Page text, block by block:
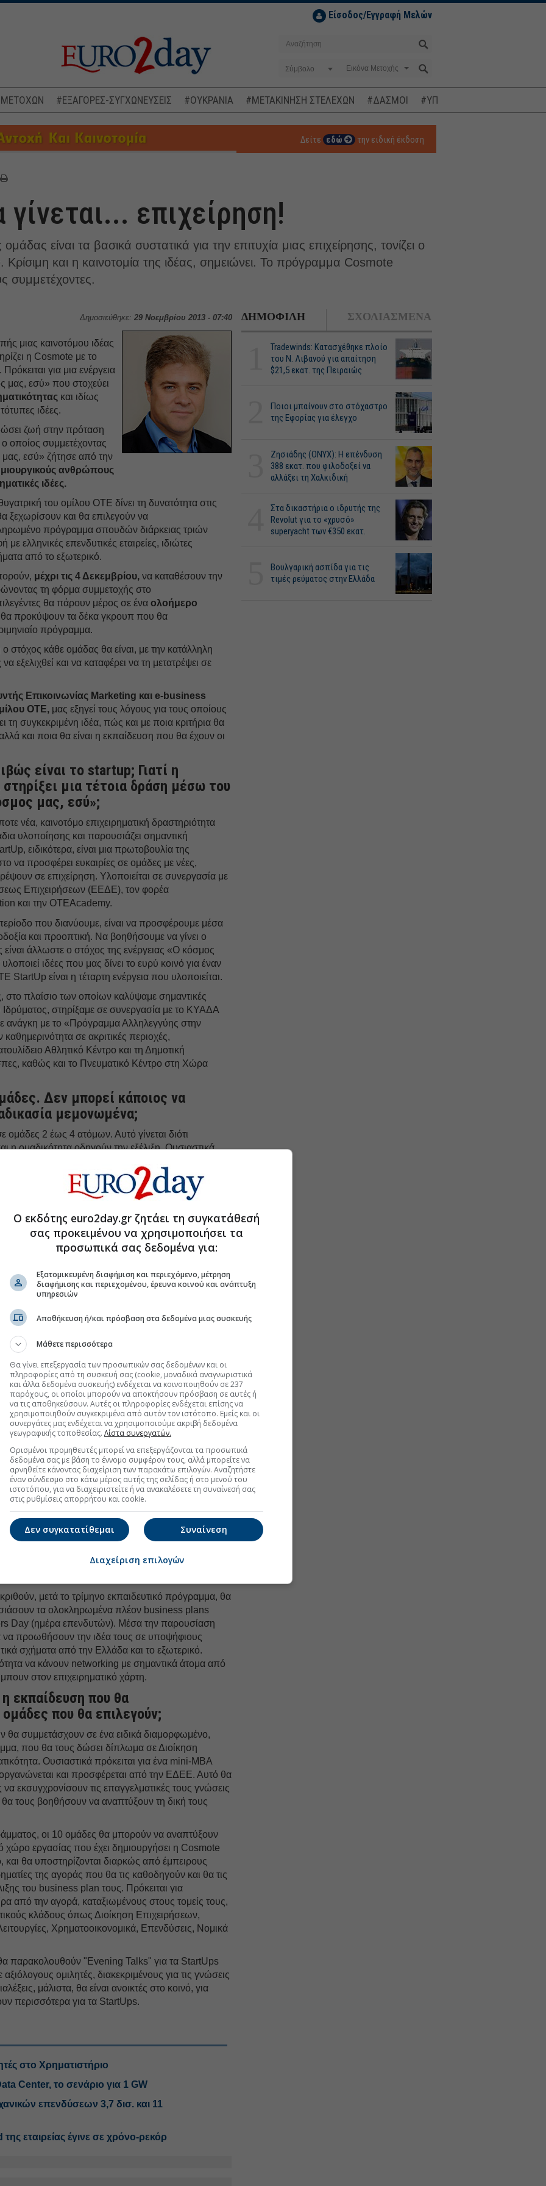
Είσοδος/Εγγραφή Μελών
Σύμβολο
ΜΕΤΟΧΩΝ #ΕΞΑΓΟΡΕΣ-ΣΥΓΧΩΝΕΥΣΕΙΣ #ΟΥΚΡΑΝΙΑ #ΜΕΤΑΚΙΝΗΣΗ ΣΤΕΛΕΧΩΝ #ΔΑΣΜΟΙ #ΥΠΟΚΛΟΠΕΣ
Δείτε εδώ την ειδική έκδοση
επιχείρηση!
είναι τα βασικά συστατικά για την επιτυχία μιας επιχείρησης, τονίζει ο
και η καινοτομία της ιδέας, σημειώνει. Το πρόγραμμα Cosmote
συμμετέχοντες.
Δημοσιεύθηκε: 29 Νοεμβρίου 2013 - 07:40
μιας καινοτόμου ιδέας
η Cosmote με το
για μια ενέργεια
μας, εσύ» που στοχεύει
και ιδίως
ιδέες.
ζωή στην πρόταση
συμμετέχοντας
εσύ» ζήτησε από την
ανθρώπους
ιδέες.
του ομίλου ΟΤΕ δίνει τη δυνατότητα στις
ξεχωρίσουν και θα επιλεγούν να
πρόγραμμα σπουδών διάρκειας τριών
ελληνικές επενδυτικές εταιρείες, ιδιώτες
από το εξωτερικό.
μέχρι τις 4 Δεκεμβρίου, να καταθέσουν την
τη φόρμα συμμετοχής στο
θα πάρουν μέρος σε έναολοήμερο
προκύψουν τα δέκα γκρουπ που θα
πρόγραμμα.
στόχος κάθε ομάδας θα είναι, με την κατάλληλη
εξελιχθεί και να καταφέρει να τη μετατρέψει σε
Επικοινωνίας Marketing και e-business
ΟΤΕ, μας εξηγεί τους λόγους για τους οποίους
τη συγκεκριμένη ιδέα, πώς και με ποια κριτήρια θα
και ποια θα είναι η εκπαίδευση που θα έχουν οι
είναι το startup; Γιατί η
μια τέτοια δράση μέσω του
μας, εσύ»;
νέα, καινοτόμο επιχειρηματική δραστηριότητα
υλοποίησης και παρουσιάζει σημαντική
ειδικότερα, είναι μια πρωτοβουλία της
να προσφέρει ευκαιρίες σε ομάδες με νέες,
σε επιχείρηση. Υλοποιείται σε συνεργασία με
Επιχειρήσεων (ΕΕΔΕ), τον φορέα
και την OTEAcademy.
που διανύουμε, είναι να προσφέρουμε μέσα
και προοπτική. Να βοηθήσουμε να γίνει ο
άλλωστε ο στόχος της ενέργειας «Ο κόσμος
ιδέες που μας δίνει το ευρύ κοινό για έναν
είναι η τέταρτη ενέργεια που υλοποιείται.
στο πλαίσιο των οποίων καλύψαμε σημαντικές
Ιδρύματος, στηρίξαμε σε συνεργασία με το ΚΥΑΔΑ
ανάγκη με το «Πρόγραμμα Αλληλεγγύης στην
σε ακριτικές περιοχές,
Αθλητικό Κέντρο και τη Δημοτική
καθώς και το Πνευματικό Κέντρο στη Χώρα
Δεν μπορεί κάποιος να
μεμονωμένα;
2 έως 4 ατόμων. Αυτό γίνεται διότι
η ομαδικότητα οδηγούν την εξέλιξη. Ουσιαστικά,
βοηθάει, εμπνέει και παρακινεί τον άλλον και,
για έναν κοινό στόχο.
τα ταλέντα διαφορετικών ανθρώπων,
για ένα θετικό αποτέλεσμα.
στοGoogle Discover!
εξελίξεις με την υπογραφη εγκυρότητας του Euro2day.gr
FOLLOW US
Ακολουθήστε τη σελίδα τουEuro2day.grστοLinkedin
κριτήρια με τα οποία η Επιτροπή θα
των ομάδων που θα
πρόγραμμα σπουδών;
η καινοτομία της ιδέας. Κατά πόσο, δηλαδή,
που μπορεί να κάνει τη διαφορά στο σημερινό
βέβαια, πρέπει να εξεταστεί και η προοπτική
εκτός από καινοτόμος είναι και υλοποιήσιμη και
να αποτελέσει βιώσιμη επιχείρηση.
το δέσιμο και η χημεία των ατόμων που
πρέπει να μπορεί να σκέφτεται με ένα μυαλό και
και αφοσίωση που απαιτούνται για το
επενδυτές θα παρουσιαστούν οι
και των δέκα ομάδων που θα
φάση ή θα υπάρξει περαιτέρω
μετά το τρίμηνο εκπαιδευτικό πρόγραμμα, θα
τα ολοκληρωμένα πλέον business plans
Day (ημέρα επενδυτών). Μέσα την παρουσίαση
να προωθήσουν την ιδέα τους σε υποψήφιους
σχήματα από την Ελλάδα και το εξωτερικό.
να κάνουν networking με σημαντικά άτομα από
στον επιχειρηματικό χάρτη.
εκπαίδευση που θα
που θα επιλεγούν;
θα συμμετάσχουν σε ένα ειδικά διαμορφωμένο,
που θα τους δώσει δίπλωμα σε Διοίκηση
Ουσιαστικά πρόκειται για ένα mini-MBA
και προσφέρεται από την ΕΔΕΕ. Αυτό θα
εκσυγχρονίσουν τις επαγγελματικές τους γνώσεις
τους βοηθήσουν να αναπτύξουν τη δική τους
οι 10 ομάδες θα μπορούν να αναπτύξουν
χώρο εργασίας που έχει δημιουργήσει η Cosmote
και θα υποστηρίζονται διαρκώς από έμπειρους
της αγοράς που θα τις καθοδηγούν και θα τις
του business plan τους. Πρόκειται για
από την αγορά, καταξιωμένους στους τομείς τους,
κλάδους όπως Διοίκηση Επιχειρήσεων,
Χρηματοοικονομικά, Επενδύσεις, Νομικά
παρακολουθούν "Evening Talks" για τα StartUps
αξιόλογους ομιλητές, διακεκριμένους για τις γνώσεις
μάλιστα, θα είναι ανοικτές στο κοινό, για
περισσότερα για τα StartUps.
στο Χρηματιστήριο
Center, το σενάριο για 1 GW
επενδύσεων 3,7 δισ. και 11
εταιρείας έγινε σε χρόνο-ρεκόρ
ΔΗΜΟΦΙΛΗ ΣΧΟΛΙΑΣΜΕΝΑ
Tradewinds: Κατασχέθηκε πλοίο
του Ν. Λιβανού για απαίτηση
$21,5 εκατ. της Πειραιώς
Ποιοι μπαίνουν στο στόχαστρο
της Εφορίας για έλεγχο
Ζησιάδης (ONYX): Η επένδυση
388 εκατ. που φιλοδοξεί να
αλλάξει τη Χαλκιδική
Στα δικαστήρια ο ιδρυτής της
Revolut για το «χρυσό»
superyacht των €350 εκατ.
Βουλγαρική ασπίδα για τις
τιμές ρεύματος στην Ελλάδα
Ο εκδότης euro2day.gr ζητάει τη συγκατάθεσή
σας προκειμένου να χρησιμοποιήσει τα
προσωπικά σας δεδομένα για:
Εξατομικευμένη διαφήμιση και περιεχόμενο, μέτρηση
διαφήμισης και περιεχομένου, έρευνα κοινού και ανάπτυξη
υπηρεσιών
Αποθήκευση ή/και πρόσβαση στα δεδομένα μιας συσκευής
Μάθετε περισσότερα
Θα γίνει επεξεργασία των προσωπικών σας δεδομένων και οι
πληροφορίες από τη συσκευή σας (cookie, μοναδικά αναγνωριστικά
και άλλα δεδομένα συσκευής) ενδέχεται να κοινοποιηθούν σε 237
παρόχους, οι οποίοι μπορούν να αποκτήσουν πρόσβαση σε αυτές ή
να τις αποθηκεύσουν. Αυτές οι πληροφορίες ενδέχεται επίσης να
χρησιμοποιηθούν συγκεκριμένα από αυτόν τον ιστότοπο. Εμείς και οι
συνεργάτες μας ενδέχεται να χρησιμοποιούμε ακριβή δεδομένα
γεωγραφικής τοποθεσίας. Λίστα συνεργατών.
Ορισμένοι προμηθευτές μπορεί να επεξεργάζονται τα προσωπικά
δεδομένα σας με βάση το έννομο συμφέρον τους, αλλά μπορείτε να
αρνηθείτε κάνοντας διαχείριση των παρακάτω επιλογών. Αναζητήστε
έναν σύνδεσμο στο κάτω μέρος αυτής της σελίδας ή στο μενού του
ιστοτόπου, για να διαχειριστείτε ή να ανακαλέσετε τη συναίνεσή σας
στις ρυθμίσεις απορρήτου και cookie.
Συναίνεση
Δεν συγκατατίθεμαι
Διαχείριση επιλογών